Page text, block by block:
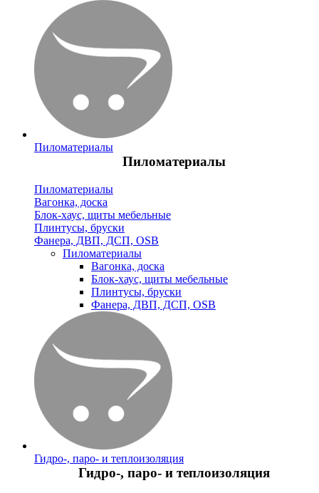
Пиломатериалы
Пиломатериалы
Пиломатериалы
Вагонка, доска
Блок-хаус, щиты мебельные
Плинтусы, бруски
Фанера, ДВП, ДСП, OSB
Пиломатериалы
Вагонка, доска
Блок-хаус, щиты мебельные
Плинтусы, бруски
Фанера, ДВП, ДСП, OSB
Гидро-, паро- и теплоизоляция
Гидро-, паро- и теплоизоляция